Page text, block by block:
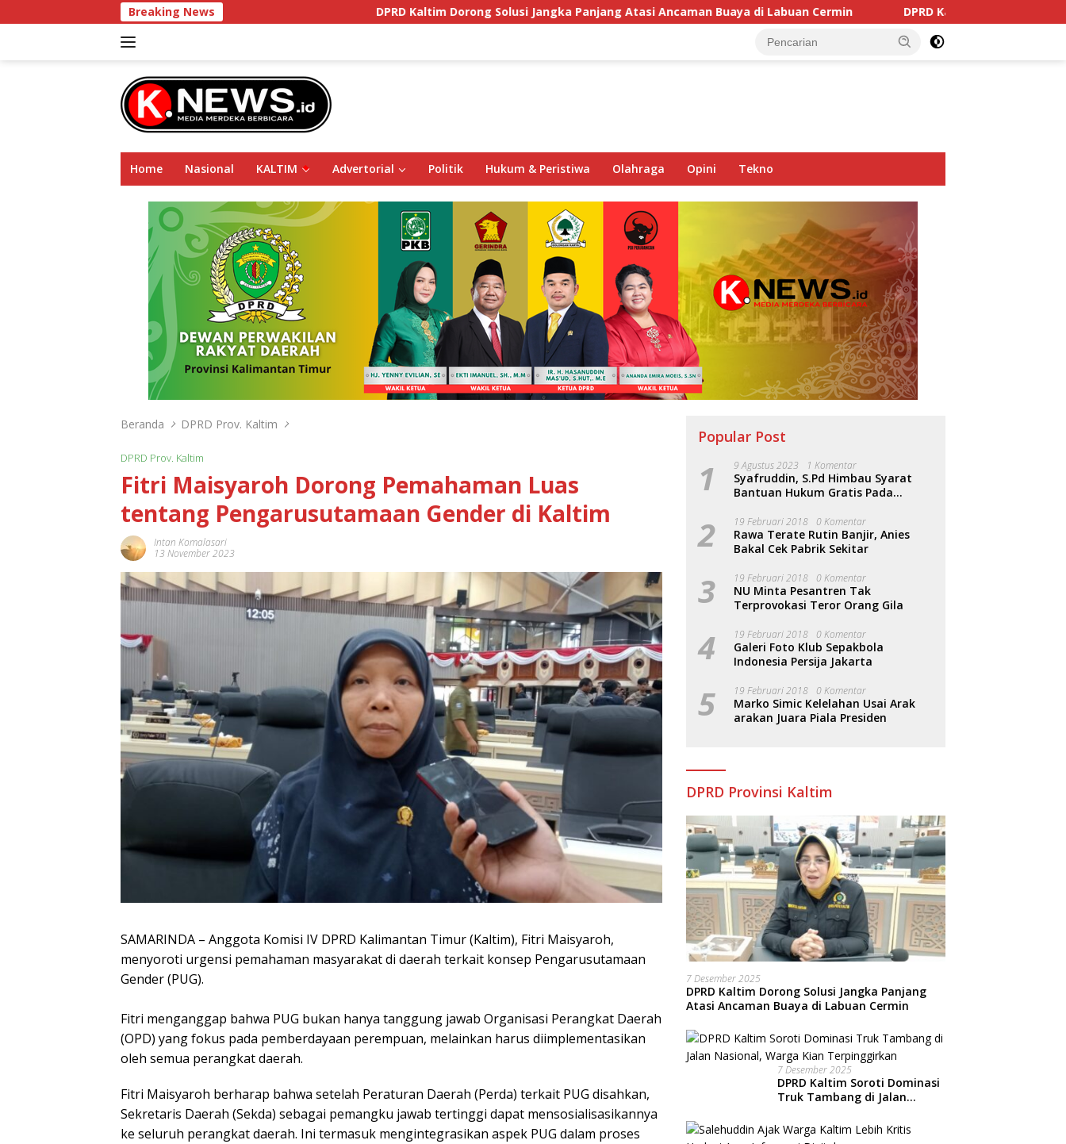
ke
Breaking News DPRD Kaltim Dorong Solusi Jangka Panjang Atasi Ancaman Buaya di Labuan Cermin DPRD Kaltim Soroti Dominasi Truk Tambang
Home Nasional KALTIM Advertorial Politik Hukum & Peristiwa Olahraga Opini Tekno
Beranda DPRD Prov. Kaltim
DPRD Prov. Kaltim
Fitri Maisyaroh Dorong Pemahaman Luas
tentang Pengarusutamaan Gender di Kaltim
Intan Komalasari
13 November 2023
SAMARINDA – Anggota Komisi IV DPRD Kalimantan Timur (Kaltim), Fitri Maisyaroh,
menyoroti urgensi pemahaman masyarakat di daerah terkait konsep Pengarusutamaan
Gender (PUG).
Fitri menganggap bahwa PUG bukan hanya tanggung jawab Organisasi Perangkat Daerah
(OPD) yang fokus pada pemberdayaan perempuan, melainkan harus diimplementasikan
oleh semua perangkat daerah.
Fitri Maisyaroh berharap bahwa setelah Peraturan Daerah (Perda) terkait PUG disahkan,
Sekretaris Daerah (Sekda) sebagai pemangku jawab tertinggi dapat mensosialisasikannya
ke seluruh perangkat daerah. Ini termasuk mengintegrasikan aspek PUG dalam proses
Popular Post
1 9 Agustus 2023 1 Komentar
Syafruddin, S.Pd Himbau Syarat
Bantuan Hukum Gratis Pada
2 19 Februari 2018 0 Komentar
Rawa Terate Rutin Banjir, Anies
Bakal Cek Pabrik Sekitar
3 19 Februari 2018 0 Komentar
NU Minta Pesantren Tak
Terprovokasi Teror Orang Gila
4 19 Februari 2018 0 Komentar
Galeri Foto Klub Sepakbola
Indonesia Persija Jakarta
5 19 Februari 2018 0 Komentar
Marko Simic Kelelahan Usai Arak
arakan Juara Piala Presiden
DPRD Provinsi Kaltim
7 Desember 2025
DPRD Kaltim Dorong Solusi Jangka Panjang
Atasi Ancaman Buaya di Labuan Cermin
7 Desember 2025
DPRD Kaltim Soroti Dominasi
Truk Tambang di Jalan
Terpinggirkan